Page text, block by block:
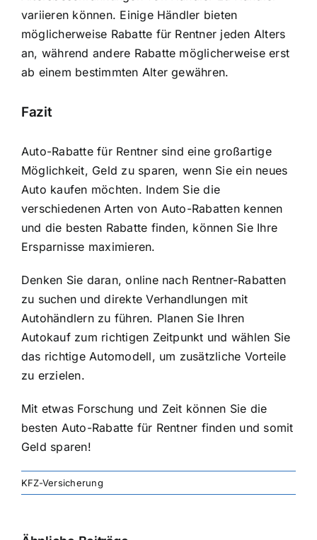
variieren können. Einige Händler bieten
möglicherweise Rabatte für Rentner jeden Alters
an, während andere Rabatte möglicherweise erst
ab einem bestimmten Alter gewähren.
Fazit
Auto-Rabatte für Rentner sind eine großartige
Möglichkeit, Geld zu sparen, wenn Sie ein neues
Auto kaufen möchten. Indem Sie die
verschiedenen Arten von Auto-Rabatten kennen
und die besten Rabatte finden, können Sie Ihre
Ersparnisse maximieren.
Denken Sie daran, online nach Rentner-Rabatten
zu suchen und direkte Verhandlungen mit
Autohändlern zu führen. Planen Sie Ihren
Autokauf zum richtigen Zeitpunkt und wählen Sie
das richtige Automodell, um zusätzliche Vorteile
zu erzielen.
Mit etwas Forschung und Zeit können Sie die
besten Auto-Rabatte für Rentner finden und somit
Geld sparen!
KFZ-Versicherung